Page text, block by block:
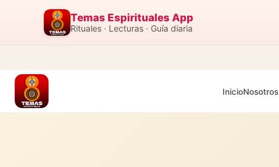
Temas Espirituales App
Rituales · Lecturas · Guía diaria
InicioNosotros